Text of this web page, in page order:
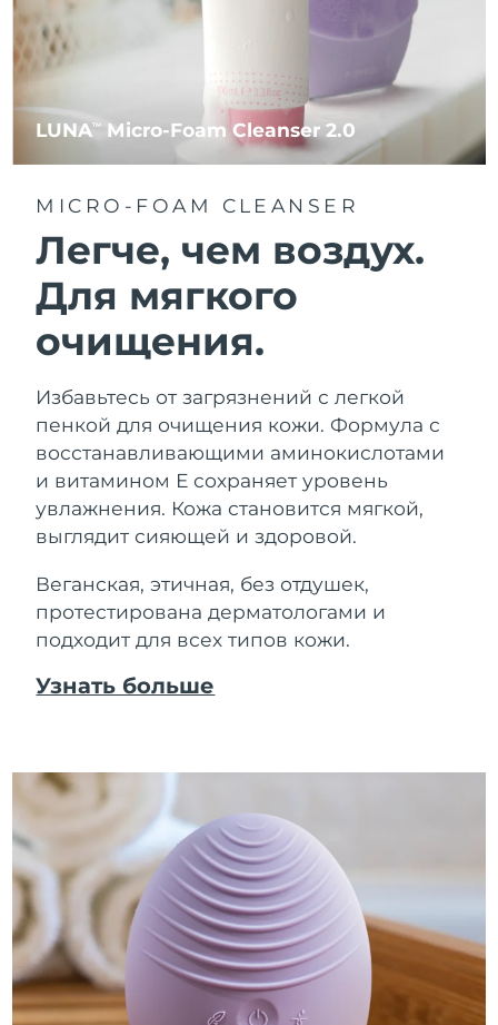
LUNATM Micro-Foam Cleanser 2.0
MICRO-FOAM CLEANSER
Легче, чем воздух.
Для мягкого
очищения.
Избавьтесь от загрязнений с легкой
пенкой для очищения кожи. Формула с
восстанавливающими аминокислотами
и витамином Е сохраняет уровень
увлажнения. Кожа становится мягкой,
выглядит сияющей и здоровой.
Веганская, этичная, без отдушек,
протестирована дерматологами и
подходит для всех типов кожи.
Узнать больше